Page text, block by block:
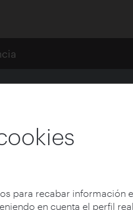
para recabar
en cuenta el perfil
único del
Lugar: Madrid,
Data: 03/12/2021